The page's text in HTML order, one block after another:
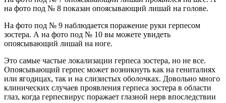
на фото под № 8 показан опоясывающий лишай на голове.
На фото под № 9 наблюдается поражение руки герпесом
зостера. А на фото под № 10 вы можете увидеть
опоясывающий лишай на ноге.
Это самые частые локализации герпеса зостера, но не все.
Опоясывающий герпес может возникнуть как на гениталиях
или ягодицах, так и на слизистых оболочках. Довольно много
клинических случаев проявления герпеса зостера в области
глаз, когда герпесвирус поражает глазной нерв впоследствии